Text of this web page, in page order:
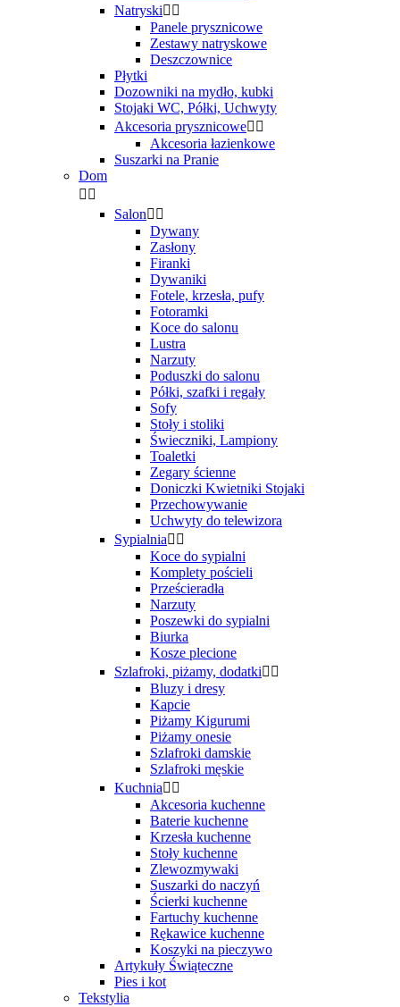
Natryski 
Panele prysznicowe
Zestawy natryskowe
Deszczownice
Płytki
Dozowniki na mydło, kubki
Stojaki WC, Półki, Uchwyty
Akcesoria prysznicowe 
Akcesoria łazienkowe
Suszarki na Pranie
Dom
 
Salon 
Dywany
Zasłony
Firanki
Dywaniki
Fotele, krzesła, pufy
Fotoramki
Koce do salonu
Lustra
Narzuty
Poduszki do salonu
Półki, szafki i regały
Sofy
Stoły i stoliki
Świeczniki, Lampiony
Toaletki
Zegary ścienne
Doniczki Kwietniki Stojaki
Przechowywanie
Uchwyty do telewizora
Sypialnia 
Koce do sypialni
Komplety pościeli
Prześcieradła
Narzuty
Poszewki do sypialni
Biurka
Kosze plecione
Szlafroki, piżamy, dodatki 
Bluzy i dresy
Kapcie
Piżamy Kigurumi
Piżamy onesie
Szlafroki damskie
Szlafroki męskie
Kuchnia 
Akcesoria kuchenne
Baterie kuchenne
Krzesła kuchenne
Stoły kuchenne
Zlewozmywaki
Suszarki do naczyń
Ścierki kuchenne
Fartuchy kuchenne
Rękawice kuchenne
Koszyki na pieczywo
Artykuły Świąteczne
Pies i kot
Tekstylia